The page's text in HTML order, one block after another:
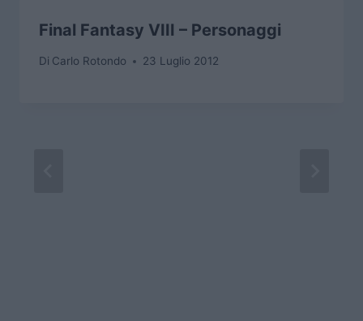
Final Fantasy VIII – Personaggi
Di Carlo Rotondo 23 Luglio 2012